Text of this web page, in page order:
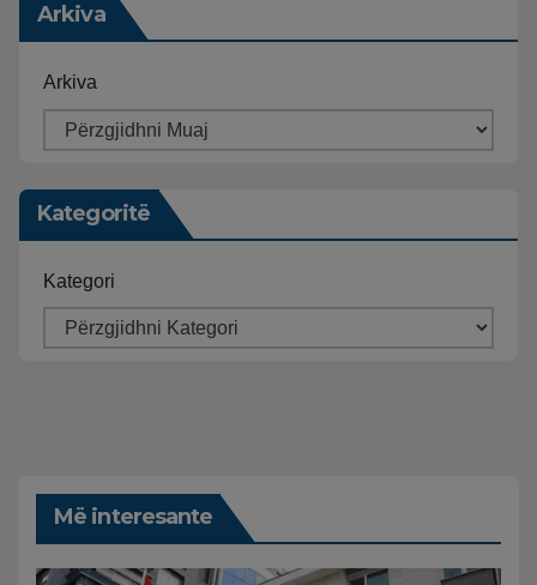
Arkiva
Arkiva
Kategoritë
Kategori
Më interesante